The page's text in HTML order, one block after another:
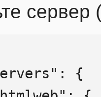
сервер